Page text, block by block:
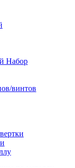
Набор
винтов